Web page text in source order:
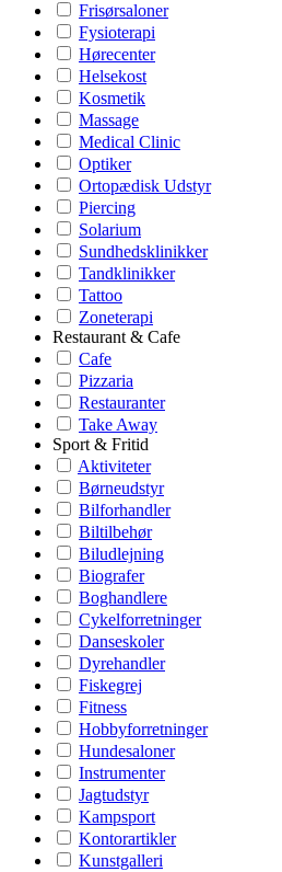
Frisørsaloner
Fysioterapi
Hørecenter
Helsekost
Kosmetik
Massage
Medical Clinic
Optiker
Ortopædisk Udstyr
Piercing
Solarium
Sundhedsklinikker
Tandklinikker
Tattoo
Zoneterapi
Restaurant & Cafe
Cafe
Pizzaria
Restauranter
Take Away
Sport & Fritid
Aktiviteter
Børneudstyr
Bilforhandler
Biltilbehør
Biludlejning
Biografer
Boghandlere
Cykelforretninger
Danseskoler
Dyrehandler
Fiskegrej
Fitness
Hobbyforretninger
Hundesaloner
Instrumenter
Jagtudstyr
Kampsport
Kontorartikler
Kunstgalleri